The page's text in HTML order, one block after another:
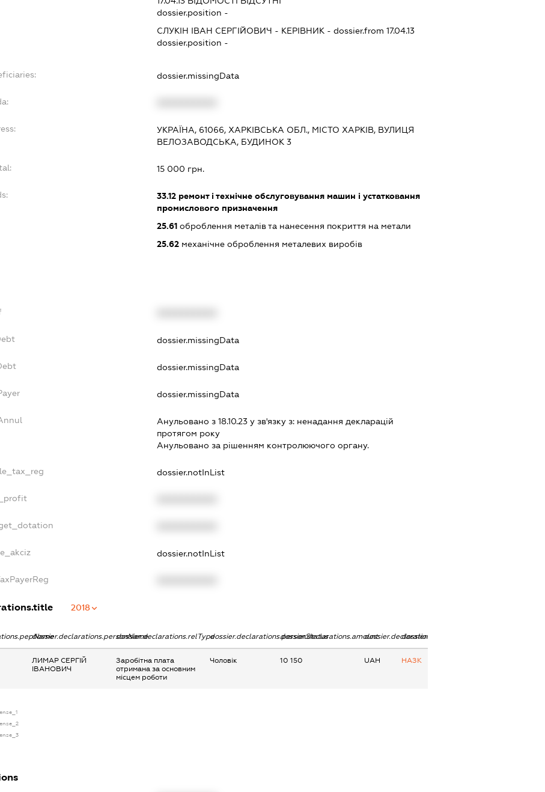
dossier.position -
СЛУКІН ІВАН СЕРГІЙОВИЧ - КЕРІВНИК - dossier.from 17.04.13
dossier.position -
dossier.missingData
УКРАЇНА, 61066, ХАРКІВСЬКА ОБЛ., МІСТО ХАРКІВ, ВУЛИЦЯ
ВЕЛОЗАВОДСЬКА, БУДИНОК 3
15 000 грн.
33.12 ремонт і технічне обслуговування машин і устатковання
промислового призначення
25.61 оброблення металів та нанесення покриття на метали
25.62 механічне оброблення металевих виробів
dossier.missingData
dossier.missingData
dossier.missingData
Анульовано з 18.10.23 у зв'язку з: ненадання декларацiй
протягом року
Анульовано за рiшенням контролюючого органу.
dossier.notInList
dossier.notInList
2018
dossier.declarations.personNamedossier.declarations.relTypedossier.declarations.personStatusdossier.declarations.amountdossier.declarations.currency
dossier.declarations.source
ЛИМАР СЕРГІЙ
ІВАНОВИЧ
Заробітна плата
отримана за основним
місцем роботи
Чоловік 10 150 UAH НАЗК